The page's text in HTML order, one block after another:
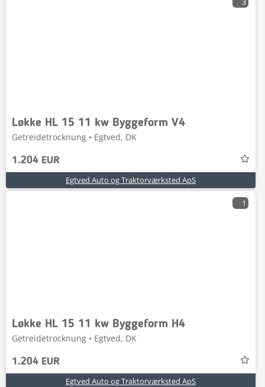
Løkke HL 15 11 kw Byggeform V4
Getreidetrocknung • Egtved, DK
1.204 EUR
Egtved Auto og Traktorværksted ApS
1
Løkke HL 15 11 kw Byggeform H4
Getreidetrocknung • Egtved, DK
1.204 EUR
Egtved Auto og Traktorværksted ApS